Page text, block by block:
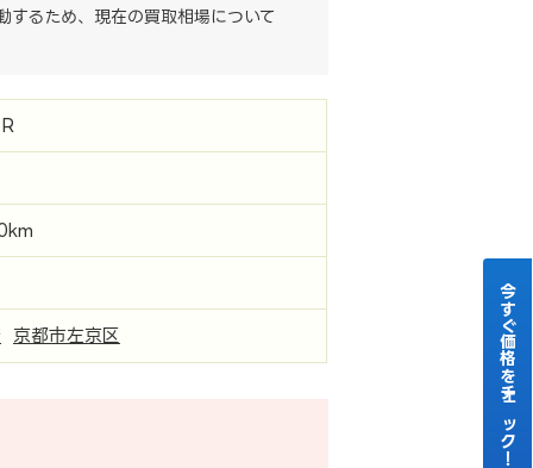
するため、現在の買取相場について
京都市左京区 今すぐ価格をチェック！